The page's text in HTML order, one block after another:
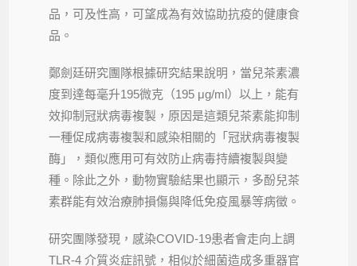
品，可及性高，可望成為有效協助抗疫的健康食
品。
鄭劍廷研究團隊根據研究結果說明，當兒茶素濃
度到達每毫升195微克（195 μg/ml）以上，能有
效抑制冠狀病毒複製，原因是這類兒茶素能抑制
一種促成病毒複製和感染相關的「冠狀病毒複製
酶」，類似應用可有效防止病毒持續複製與變
種。除此之外，動物實驗結果也顯示，多酚兒茶
素群能有效治療肺損傷與降低免疫風暴等病徵。
研究團隊發現，感染COVID-19患者會走向上調
TLR-4 介質炎症訊號，相似於細菌造成多重器官